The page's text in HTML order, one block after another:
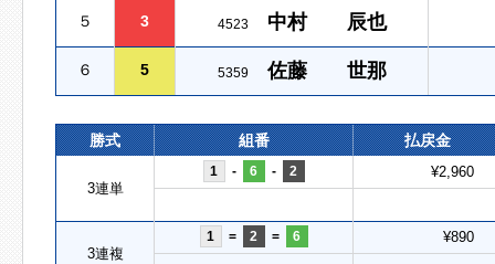
５ 3 4523 中村 辰也
６ 5 5359 佐藤 世那
勝式 組番 払戻金
3連単
1 - 6 - 2 ¥2,960
3連複
1 = 2 = 6 ¥890